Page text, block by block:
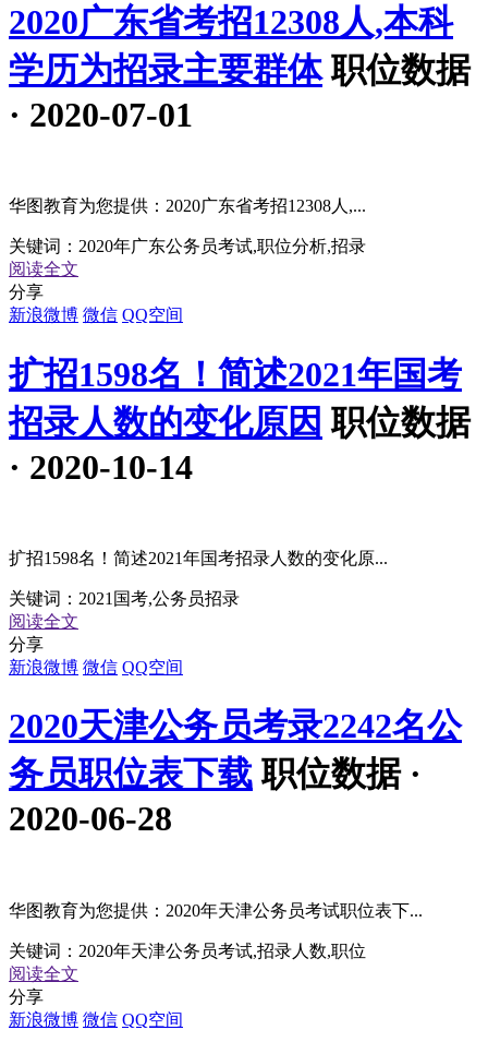
2020广东省考招12308人,本科
学历为招录主要群体 职位数据
· 2020-07-01
华图教育为您提供：2020广东省考招12308人,...
关键词： 2020年广东公务员考试,职位分析,招录
阅读全文
分享
新浪微博 微信 QQ空间
扩招1598名！简述2021年国考
招录人数的变化原因 职位数据
· 2020-10-14
扩招1598名！简述2021年国考招录人数的变化原...
关键词： 2021国考,公务员招录
阅读全文
分享
新浪微博 微信 QQ空间
2020天津公务员考录2242名公
务员职位表下载 职位数据 ·
2020-06-28
华图教育为您提供：2020年天津公务员考试职位表下...
关键词： 2020年天津公务员考试,招录人数,职位
阅读全文
分享
新浪微博 微信 QQ空间